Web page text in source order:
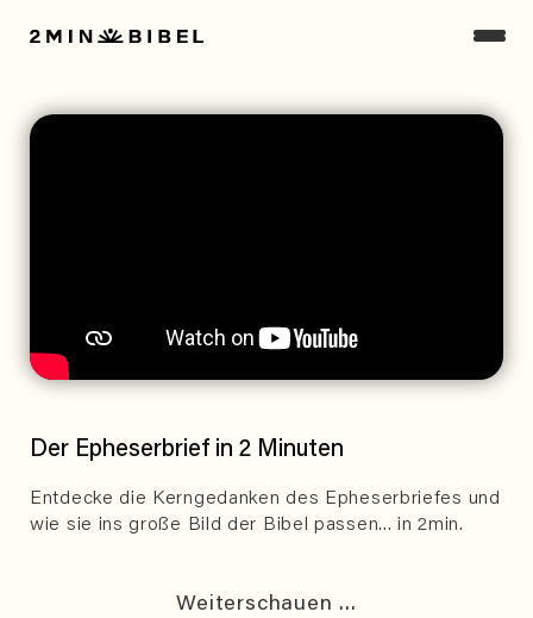
Der Epheserbrief in 2 Minuten
Entdecke die Kerngedanken des Epheserbriefes und
wie sie ins große Bild der Bibel passen... in 2min.
Weiterschauen ...